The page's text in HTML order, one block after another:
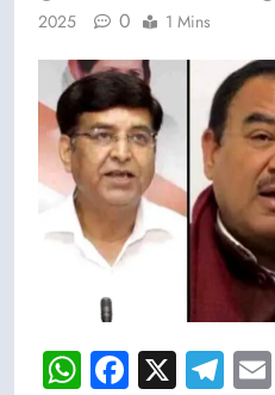
2025
0 1 Mins
WhatsApp
X